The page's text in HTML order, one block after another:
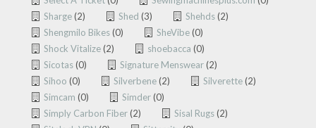
Sharge(2) Shed (3) Shehds(2)
Shengmilo Bikes(0) SheVibe(0)
Shock Vitalize(2) shoebacca (0)
Sicotas(0) Signature Menswear(2)
Sihoo (0) Silverbene(2) Silverette(2)
Simcam (0) Simder(0)
Simply Carbon Fiber(2) Sisal Rugs(2)